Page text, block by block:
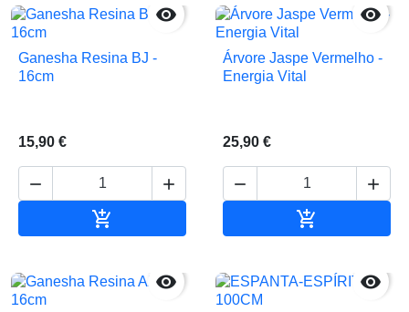

Ganesha Resina BJ -
16cm
15,90 €
 


Árvore Jaspe Vermelho -
Energia Vital
25,90 €
 

 